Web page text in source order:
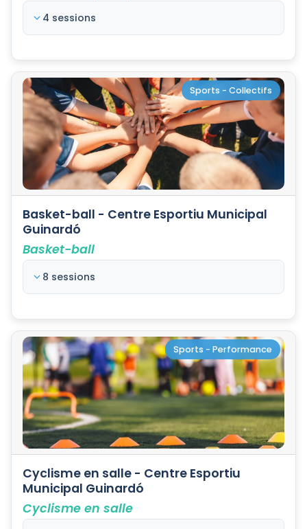
4 sessions
Sports - Collectifs
Basket-ball - Centre Esportiu Municipal
Guinardó
Basket-ball
8 sessions
Sports - Performance
Cyclisme en salle - Centre Esportiu
Municipal Guinardó
Cyclisme en salle